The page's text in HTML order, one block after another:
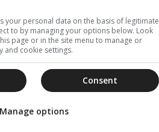
your personal data on the basis of legitimate
to by managing your options below. Look
page or in the site menu to manage or
and cookie settings.
Consent
Manage options